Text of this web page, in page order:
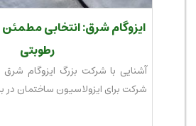
ایزوگام شرق: انتخابی مطمئن
رطوبتی
آشنایی با شرکت بزرگ ایزوگام
شرکت برای ایزولاسیون ساختمان در